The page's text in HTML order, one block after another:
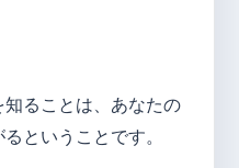
ることは、あなたの
ということです。